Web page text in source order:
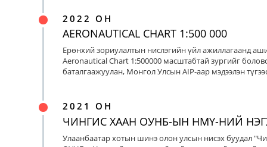
2022 ОН
AERONAUTICAL CHART 1:500 000
Ерөнхий зориулалтын нислэгийн үйл ажиллагаанд
Aeronautical Chart 1:500000 масштабтай зургийг
баталгаажуулан, Монгол Улсын AIP-аар мэдээлэн
2021 ОН
ЧИНГИС ХААН ОУНБ-ЫН НМҮ-НИЙ
Улаанбаатар хотын шинэ олон улсын нисэх буудал